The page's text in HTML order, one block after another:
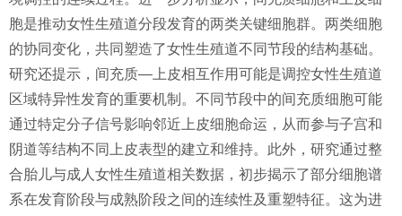
胞是推动女性生殖道分段发育的两类关键细胞群。两类细胞
的协同变化，共同塑造了女性生殖道不同节段的结构基础。
研究还提示，间充质—上皮相互作用可能是调控女性生殖道
区域特异性发育的重要机制。不同节段中的间充质细胞可能
通过特定分子信号影响邻近上皮细胞命运，从而参与子宫和
阴道等结构不同上皮表型的建立和维持。此外，研究通过整
合胎儿与成人女性生殖道相关数据，初步揭示了部分细胞谱
系在发育阶段与成熟阶段之间的连续性及重塑特征。这为进